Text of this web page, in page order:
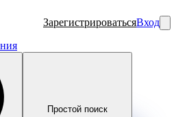
ЗарегистрироватьсяВход
Простой поиск